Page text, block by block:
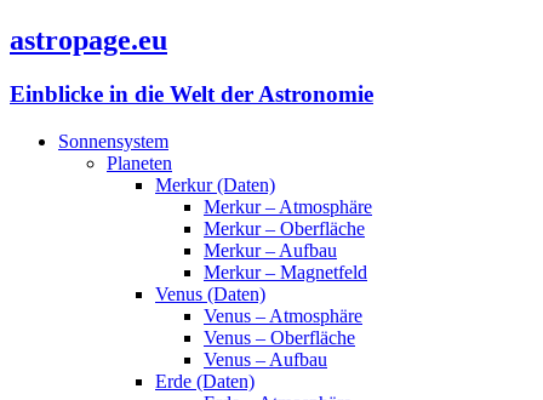
astropage.eu
Einblicke in die Welt der Astronomie
Sonnensystem
Planeten
Merkur (Daten)
Merkur – Atmosphäre
Merkur – Oberfläche
Merkur – Aufbau
Merkur – Magnetfeld
Venus (Daten)
Venus – Atmosphäre
Venus – Oberfläche
Venus – Aufbau
Erde (Daten)